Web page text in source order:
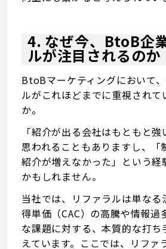
4. なぜ今、BtoB企
ルが注目されるのか
BtoBマーケティングにおいて
ルがこれほどまでに重視されて
か。
「紹介が出る会社はもともと
思われることもありますし、「
紹介が増えなかった」という経
かもしれません。
当社では、リファラルは単な
得単価（CAC）の高騰や情報過
な課題に対する、本質的な打ち
えています。ここでは、リファ